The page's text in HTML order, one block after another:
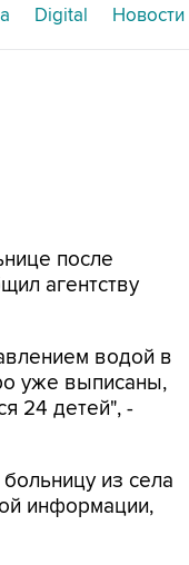
Digital Новости
после
агентству
водой в
уже выписаны,
24 детей", -
из села
информации,